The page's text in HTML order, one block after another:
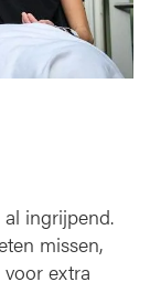
ingrijpend.
missen,
extra